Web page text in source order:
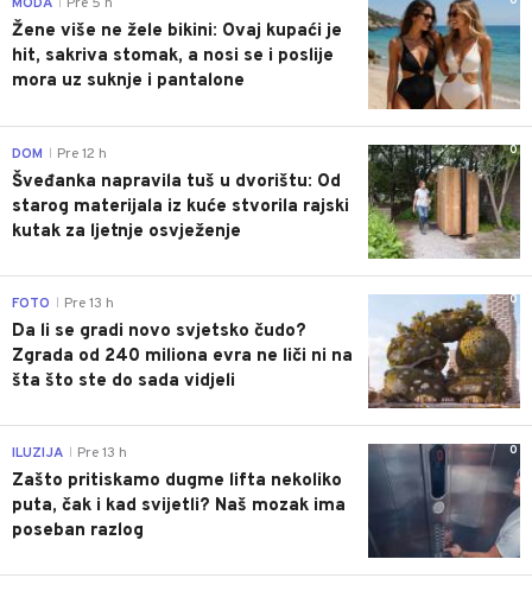
MODA Pre 5 h
Žene više ne žele bikini: Ovaj kupaći je
hit, sakriva stomak, a nosi se i poslije
mora uz suknje i pantalone
0
DOM Pre 12 h
Šveđanka napravila tuš u dvorištu: Od
starog materijala iz kuće stvorila rajski
kutak za ljetnje osvježenje
0
FOTO Pre 13 h
Da li se gradi novo svjetsko čudo?
Zgrada od 240 miliona evra ne liči ni na
šta što ste do sada vidjeli
0
ILUZIJA Pre 13 h
Zašto pritiskamo dugme lifta nekoliko
puta, čak i kad svijetli? Naš mozak ima
poseban razlog